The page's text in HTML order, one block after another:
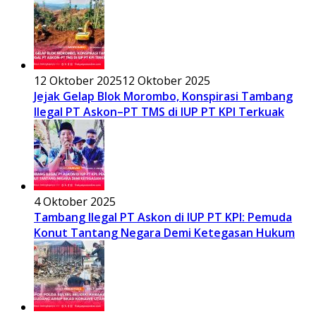
12 Oktober 202512 Oktober 2025
Jejak Gelap Blok Morombo, Konspirasi Tambang
Ilegal PT Askon–PT TMS di IUP PT KPI Terkuak
4 Oktober 2025
Tambang Ilegal PT Askon di IUP PT KPI: Pemuda
Konut Tantang Negara Demi Ketegasan Hukum